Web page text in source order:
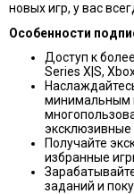
новых игр, у вас
Особенности
Доступ к
Series X|S,
минимальным
эксклюзивные
Получайте
избранные
заданий и